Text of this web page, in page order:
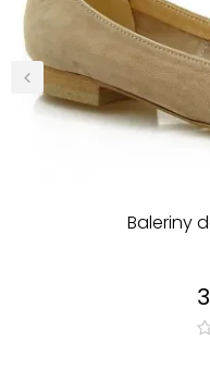
Baleriny